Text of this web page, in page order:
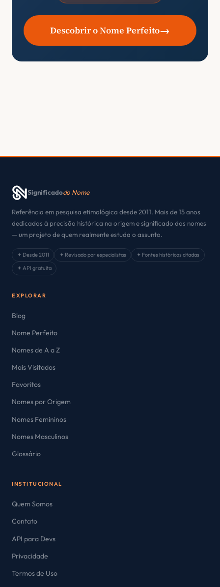
Descobrir o Nome Perfeito→
Significadodo Nome
Referência em pesquisa etimológica desde 2011. Mais de 15 anos
dedicados à precisão histórica na origem e significado dos nomes
— um projeto de quem realmente estuda o assunto.
✦ Desde 2011 ✦ Revisado por especialistas
✦ Fontes históricas citadas
✦ API gratuita
EXPLORAR
Blog
Nome Perfeito
Nomes de A a Z
Mais Visitados
Favoritos
Nomes por Origem
Nomes Femininos
Nomes Masculinos
Glossário
INSTITUCIONAL
Quem Somos
Contato
API para Devs
Privacidade
Termos de Uso